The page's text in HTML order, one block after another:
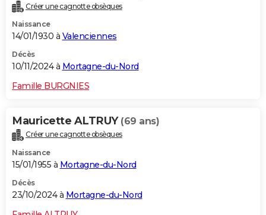
Créer une cagnotte obsèques
Naissance
14/01/1930 à Valenciennes
Décès
10/11/2024 à Mortagne-du-Nord
Famille BURGNIES
Mauricette ALTRUY (69 ans)
Créer une cagnotte obsèques
Naissance
15/01/1955 à Mortagne-du-Nord
Décès
23/10/2024 à Mortagne-du-Nord